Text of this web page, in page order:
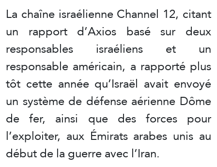
La chaîne israélienne Channel 12, citant
un rapport d’Axios basé sur deux
responsables israéliens et un
responsable américain, a rapporté plus
tôt cette année qu’Israël avait envoyé
un système de défense aérienne Dôme
de fer, ainsi que des forces pour
l’exploiter, aux Émirats arabes unis au
début de la guerre avec l’Iran.